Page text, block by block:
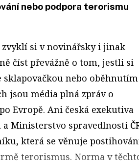
nebo podpora terorismu
si v novinářsky i jinak
číst převážně o tom, jestli si
nebo oběhnutím
jsou média plná zpráv o
Evropě. Ani česká exekutiva
Ministerstvo spravedlnosti
která se věnuje
terorismus. Norma v